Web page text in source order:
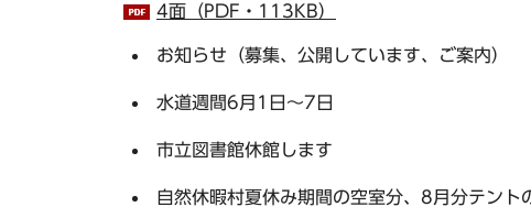
4面（PDF・113KB）
お知らせ（募集、公開しています、ご案内）
水道週間6月1日～7日
市立図書館休館します
自然休暇村夏休み期間の空室分、8月分テン